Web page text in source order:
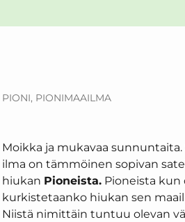
PIONI, PIONIMAAILMA
Moikka ja mukavaa
ilma on tämmöinen sopivan
hiukan Pioneista. Pioneista kun
kurkistetaanko hiukan sen
Niistä nimittäin tuntuu olevan